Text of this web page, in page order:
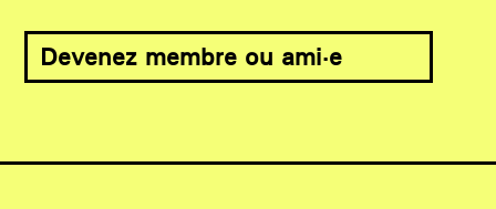
Devenez membre ou ami·e